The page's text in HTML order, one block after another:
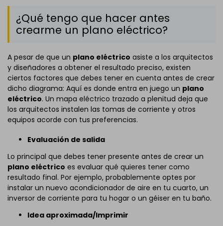
¿Qué tengo que hacer antes
crearme un plano eléctrico?
A pesar de que un plano eléctrico asiste a los arquitectos
y diseñadores a obtener el resultado preciso, existen
ciertos factores que debes tener en cuenta antes de crear
dicho diagrama: Aquí es donde entra en juego un plano
eléctrico. Un mapa eléctrico trazado a plenitud deja que
los arquitectos instalen las tomas de corriente y otros
equipos acorde con tus preferencias.
Evaluación de salida
Lo principal que debes tener presente antes de crear un
plano eléctrico es evaluar qué quieres tener como
resultado final. Por ejemplo, probablemente optes por
instalar un nuevo acondicionador de aire en tu cuarto, un
inversor de corriente para tu hogar o un géiser en tu baño.
Idea aproximada/Imprimir